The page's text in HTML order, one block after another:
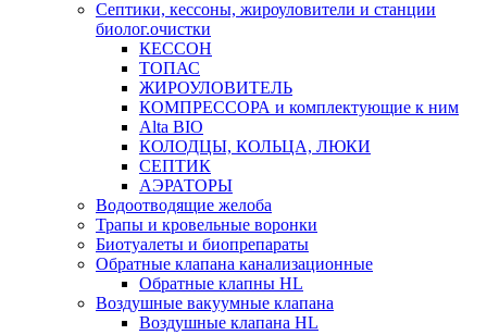
Септики, кессоны, жироуловители и станции
биолог.очистки
КЕССОН
ТОПАС
ЖИРОУЛОВИТЕЛЬ
КОМПРЕССОРА и комплектующие к ним
Alta BIO
КОЛОДЦЫ, КОЛЬЦА, ЛЮКИ
СЕПТИК
АЭРАТОРЫ
Водоотводящие желоба
Трапы и кровельные воронки
Биотуалеты и биопрепараты
Обратные клапана канализационные
Обратные клапны HL
Воздушные вакуумные клапана
Воздушные клапана HL